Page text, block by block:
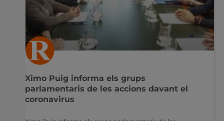
Ximo Puig informa els grups
parlamentaris de les accions davant el
coronavirus